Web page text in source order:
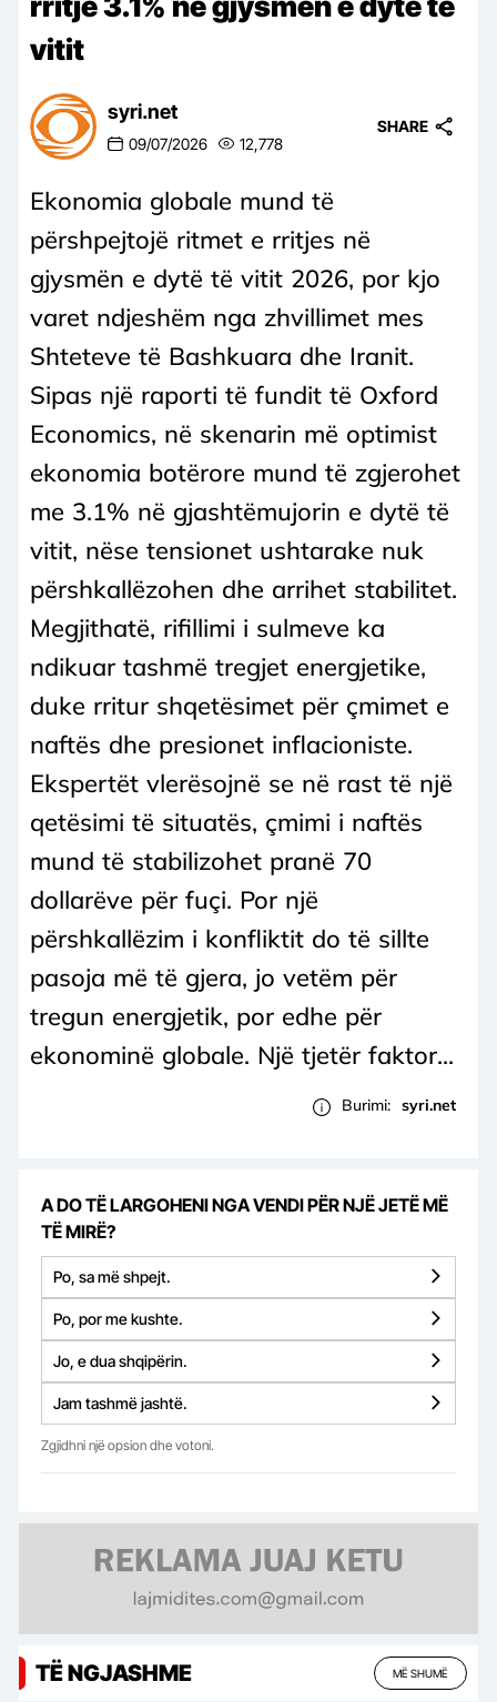
vitit
syri.net
09/07/2026 12,778
SHARE
Ekonomia globale mund të
përshpejtojë ritmet e rritjes në
gjysmën e dytë të vitit 2026, por kjo
varet ndjeshëm nga zhvillimet mes
Shteteve të Bashkuara dhe Iranit.
Sipas një raporti të fundit të Oxford
Economics, në skenarin më optimist
ekonomia botërore mund të zgjerohet
me 3.1% në gjashtëmujorin e dytë të
vitit, nëse tensionet ushtarake nuk
përshkallëzohen dhe arrihet stabilitet.
Megjithatë, rifillimi i sulmeve ka
ndikuar tashmë tregjet energjetike,
duke rritur shqetësimet për çmimet e
naftës dhe presionet inflacioniste.
Ekspertët vlerësojnë se në rast të një
qetësimi të situatës, çmimi i naftës
mund të stabilizohet pranë 70
dollarëve për fuçi. Por një
përshkallëzim i konfliktit do të sillte
pasoja më të gjera, jo vetëm për
tregun energjetik, por edhe për
ekonominë globale. Një tjetër faktor...
Burimi: syri.net
A DO TË LARGOHENI NGA VENDI PËR NJË JETË MË
TË MIRË?
Po, sa më shpejt.
Po, por me kushte.
Jo, e dua shqipërin.
Jam tashmë jashtë.
Zgjidhni një opsion dhe votoni.
TË NGJASHME MË SHUMË